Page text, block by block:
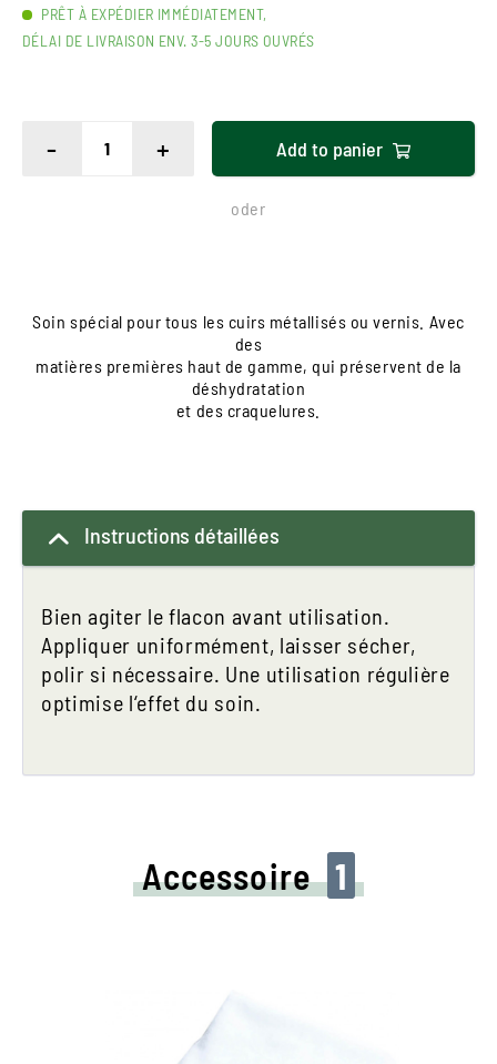
PRÊT À EXPÉDIER IMMÉDIATEMENT,
DÉLAI DE LIVRAISON ENV. 3-5 JOURS OUVRÉS
- + Add to panier
oder
Soin spécial pour tous les cuirs métallisés ou vernis. Avec
des
matières premières haut de gamme, qui préservent de la
déshydratation
et des craquelures.
Instructions détaillées
Bien agiter le flacon avant utilisation.
Appliquer uniformément, laisser sécher,
polir si nécessaire. Une utilisation régulière
optimise l‘effet du soin.
Accessoire 1